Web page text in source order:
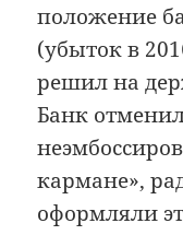
положение
(убыток в
решил на
Банк
кармане»,
оформляли